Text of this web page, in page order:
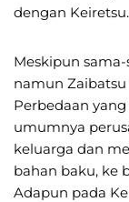
dengan Keiretsu.
Meskipun
namun
Perbedaan
umumnya
keluarga dan
bahan baku, ke
Adapun pada